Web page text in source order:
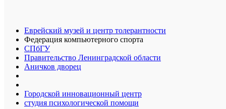
Еврейский музей и центр толерантности
Федерация компьютерного спорта
СПбГУ
Правительство Ленинградской области
Аничков дворец
Городской инновационный центр
студия психологической помощи